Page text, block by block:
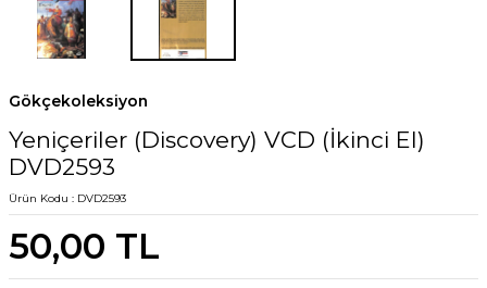
Gökçekoleksiyon
Yeniçeriler (Discovery) VCD (İkinci El)
DVD2593
Ürün Kodu : DVD2593
50,00 TL